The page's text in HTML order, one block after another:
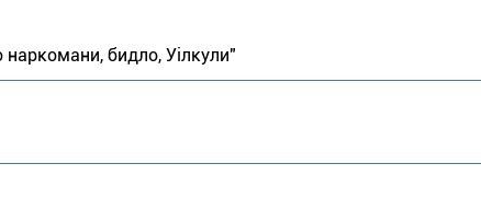
бидло, Уілкули"